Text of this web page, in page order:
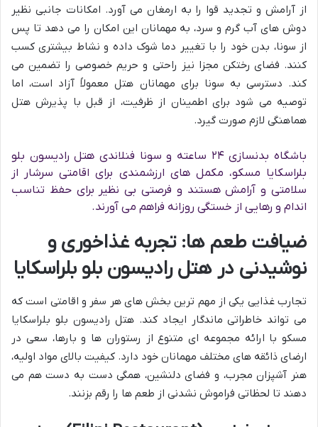
از آرامش و تجدید قوا را به ارمغان می آورد. امکانات جانبی نظیر
دوش های آب گرم و سرد، به مهمانان این امکان را می دهد تا پس
از سونا، بدن خود را با تغییر دما شوک داده و نشاط بیشتری کسب
کنند. فضای رختکن مجزا نیز راحتی و حریم خصوصی را تضمین می
کند. دسترسی به سونا برای مهمانان هتل معمولاً آزاد است، اما
توصیه می شود برای اطمینان از ظرفیت، از قبل با پذیرش هتل
هماهنگی لازم صورت گیرد.
باشگاه بدنسازی ۲۴ ساعته و سونا فنلاندی هتل رادیسون بلو
بلراسکایا مسکو، مکمل های ارزشمندی برای اقامتی سرشار از
سلامتی و آرامش هستند و فرصتی بی نظیر برای حفظ تناسب
اندام و رهایی از خستگی روزانه فراهم می آورند.
ضیافت طعم ها: تجربه غذاخوری و
نوشیدنی در هتل رادیسون بلو بلراسکایا
تجارب غذایی یکی از مهم ترین بخش های هر سفر و اقامتی است که
می تواند خاطراتی ماندگار ایجاد کند. هتل رادیسون بلو بلراسکایا
مسکو با ارائه مجموعه ای متنوع از رستوران ها و بارها، سعی در
ارضای ذائقه های مختلف مهمانان خود دارد. کیفیت بالای مواد اولیه،
هنر آشپزان مجرب، و فضای دلنشین، همگی دست به دست هم می
دهند تا لحظاتی فراموش نشدنی از طعم ها را رقم بزنند.